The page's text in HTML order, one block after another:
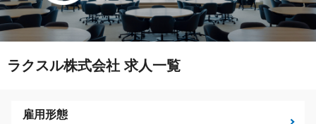
ラクスル株式会社 求人一覧
雇用形態